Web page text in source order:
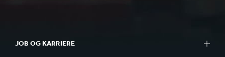
JOB OG KARRIERE